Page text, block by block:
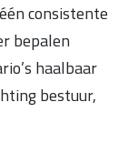
consistente
bepalen
haalbaar
bestuur,